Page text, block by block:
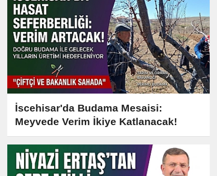
İscehisar'da Budama Mesaisi:
Meyvede Verim İkiye Katlanacak!